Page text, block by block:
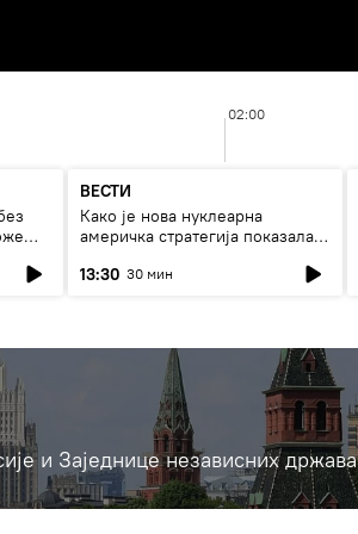
02:00
ВЕСТИ
Како је нова нуклеарна
америчка стратегија показала
13:30 30 мин
и Заједнице независних држава